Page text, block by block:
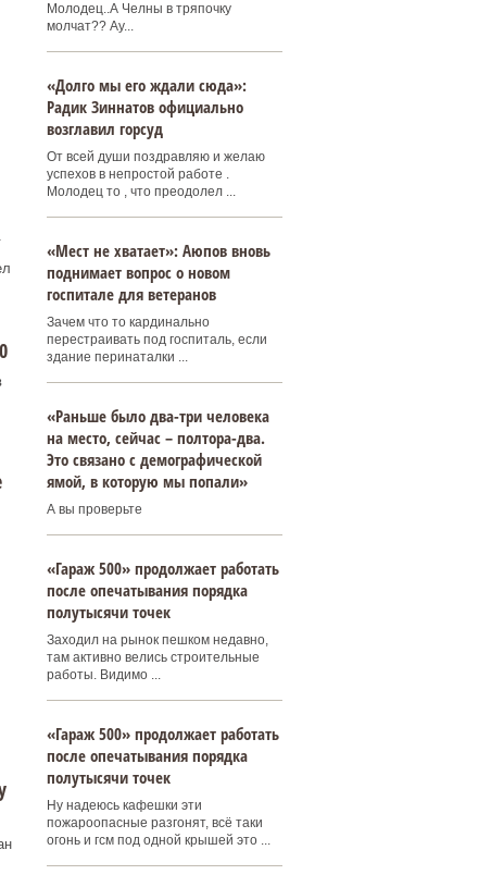
Молодец..А Челны в тряпочку
молчат?? Ау...
«Долго мы его ждали сюда»:
Радик Зиннатов официально
возглавил горсуд
От всей души поздравляю и желаю
успехов в непростой работе .
Молодец то , что преодолел ...
«Мест не хватает»: Аюпов вновь
поднимает вопрос о новом
госпитале для ветеранов
Зачем что то кардинально
перестраивать под госпиталь, если
здание перинаталки ...
«Раньше было два-три человека
на место, сейчас – полтора-два.
Это связано с демографической
ямой, в которую мы попали»
А вы проверьте
«Гараж 500» продолжает работать
после опечатывания порядка
полутысячи точек
Заходил на рынок пешком недавно,
там активно велись строительные
работы. Видимо ...
«Гараж 500» продолжает работать
после опечатывания порядка
полутысячи точек
Ну надеюсь кафешки эти
пожароопасные разгонят, всё таки
огонь и гсм под одной крышей это ...